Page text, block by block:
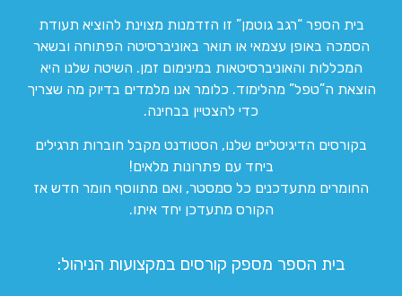
בית הספר “רגב גוטמן” זו הזדמנות מצוינת להוציא תעודת
הסמכה באופן עצמאי או תואר באוניברסיטה הפתוחה ובשאר
המכללות והאוניברסיטאות במינימום זמן. השיטה שלנו היא
הוצאת ה”טפל” מהלימוד. כלומר אנו מלמדים בדיוק מה שצריך
כדי להצטיין בבחינה.
בקורסים הדיגיטליים שלנו, הסטודנט מקבל חוברות תרגילים
ביחד עם פתרונות מלאים!
החומרים מתעדכנים כל סמסטר, ואם מתווסף חומר חדש אז
הקורס מתעדכן יחד איתו.
בית הספר מספק קורסים במקצועות הניהול: